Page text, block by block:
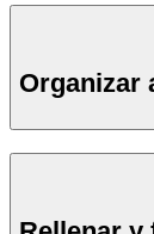
Organizar